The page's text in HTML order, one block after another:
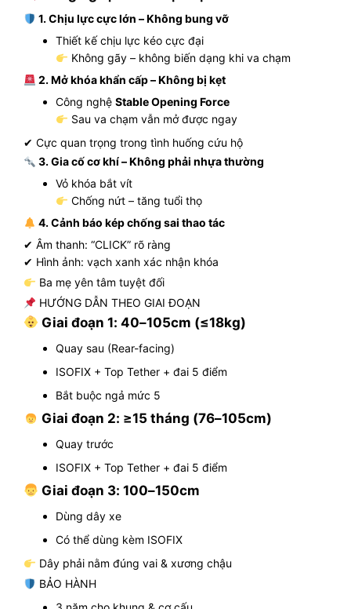
1. Chịu lực cực lớn – Không bung vỡ
Thiết kế chịu lực kéo cực đại
Không gãy – không biến dạng khi va chạm
2. Mở khóa khẩn cấp – Không bị kẹt
Công nghệStable Opening Force
Sau va chạm vẫn mở được ngay
✔ Cực quan trọng trong tình huống cứu hộ
3. Gia cố cơ khí – Không phải nhựa thường
Vỏ khóa bắt vít
Chống nứt – tăng tuổi thọ
4. Cảnh báo kép chống sai thao tác
✔ Âm thanh: “CLICK” rõ ràng
✔ Hình ảnh: vạch xanh xác nhận khóa
Ba mẹ yên tâm tuyệt đối
HƯỚNG DẪN THEO GIAI ĐOẠN
Giai đoạn 1: 40–105cm (≤18kg)
Quay sau (Rear-facing)
ISOFIX + Top Tether + đai 5 điểm
Bắt buộc ngả mức 5
Giai đoạn 2: ≥15 tháng (76–105cm)
Quay trước
ISOFIX + Top Tether + đai 5 điểm
Giai đoạn 3: 100–150cm
Dùng dây xe
Có thể dùng kèm ISOFIX
Dây phải nằm đúng vai & xương chậu
BẢO HÀNH